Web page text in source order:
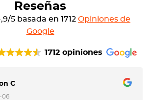
Reseñas
5 basada en 1712 Opiniones de
Google
1712 opiniones
C
06